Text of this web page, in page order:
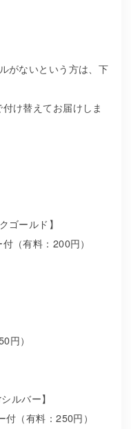
がないという方は、下
け替えてお届けしま
ゴールド】
（有料：200円）
円）
ルバー】
（有料：250円）